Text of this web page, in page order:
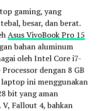
gaming, yang
besar, dan berat.
Asus VivoBook Pro 15
bahan aluminum
oleh Intel Core i7-
dengan 8 GB
ini menggunakan
bit yang aman
Fallout 4, bahkan